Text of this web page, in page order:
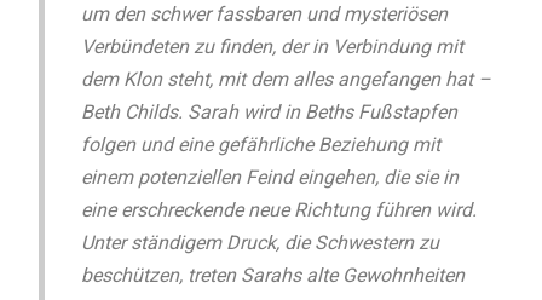
um den schwer fassbaren und mysteriösen
Verbündeten zu finden, der in Verbindung mit
dem Klon steht, mit dem alles angefangen hat –
Beth Childs. Sarah wird in Beths Fußstapfen
folgen und eine gefährliche Beziehung mit
einem potenziellen Feind eingehen, die sie in
eine erschreckende neue Richtung führen wird.
Unter ständigem Druck, die Schwestern zu
beschützen, treten Sarahs alte Gewohnheiten